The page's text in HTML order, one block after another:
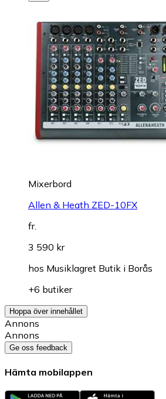
Mixerbord
Allen & Heath ZED-10FX
fr.
3 590 kr
hos Musiklagret Butik i Borås
+6 butiker
Hoppa över innehållet
Annons
Annons
Ge oss feedback
Hämta mobilappen